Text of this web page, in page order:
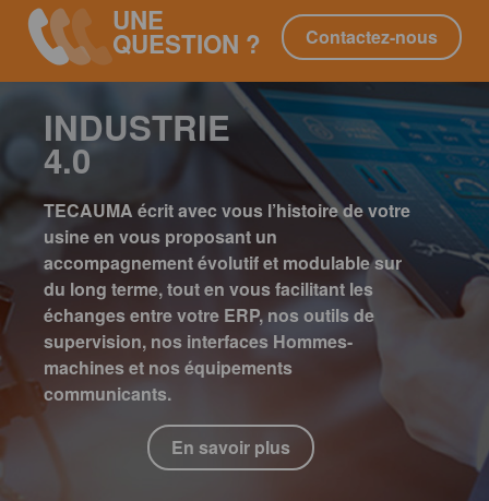
UNE
QUESTION ? Contactez-nous
INDUSTRIE
4.0
TECAUMA écrit avec vous l’histoire de votre
usine en vous proposant un
accompagnement évolutif et modulable sur
du long terme, tout en vous facilitant les
échanges entre votre ERP, nos outils de
supervision, nos interfaces Hommes-
machines et nos équipements
communicants.
En savoir plus